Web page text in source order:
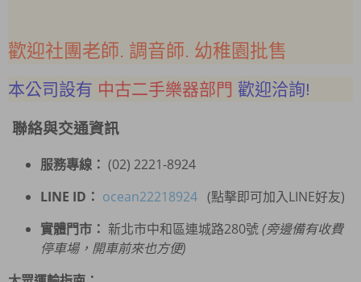
歡迎社團老師. 調音師. 幼稚園批售
本公司設有 中古二手樂器部門 歡迎洽詢!
聯絡與交通資訊
服務專線： (02) 2221-8924
LINE ID： ocean22218924 (點擊即可加入LINE好友)
實體門市： 新北市中和區連城路280號(旁邊備有收費
停車場，開車前來也方便)